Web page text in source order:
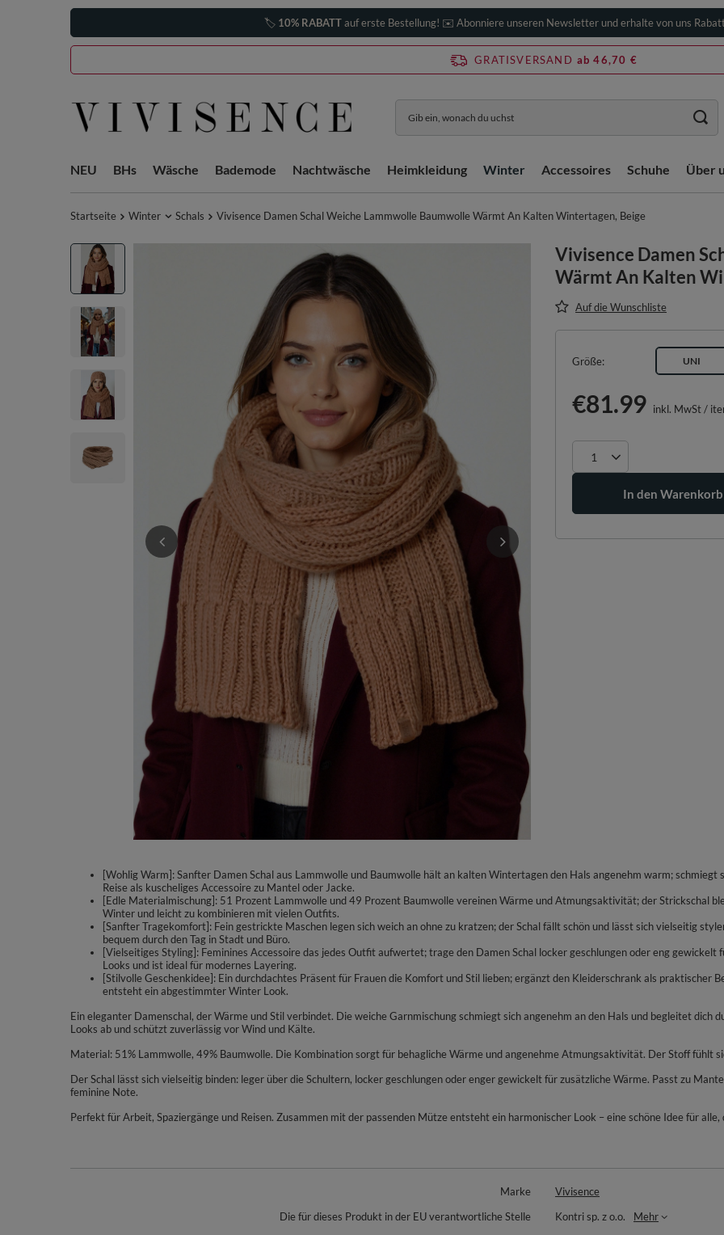
🏷️ 10% RABATTauf erste Bestellung! ✉️ Abonniere unseren Newsletter und erhalte von uns
GRATISVERSAND ab 46,70 €
NEU BHs Wäsche Bademode Nachtwäsche Heimkleidung Winter Accessoires Schuhe Über
Startseite Winter Schals Vivisence Damen Schal Weiche Lammwolle Baumwolle Wärmt An Kalten Wintertagen, Beige
Vivisence Damen
Wärmt An Kalten
Auf die Wunschliste
Größe UNI
€81.99 inkl. MwSt/
In den Warenkorb
[Wohlig Warm]: Sanfter Damen Schal aus Lammwolle und Baumwolle hält an kalten Wintertagen den Hals angenehm warm;
Reise als kuscheliges Accessoire zu Mantel oder Jacke.
[Edle Materialmischung]: 51 Prozent Lammwolle und 49 Prozent Baumwolle vereinen Wärme und Atmungsaktivität; der Strickschal
Winter und leicht zu kombinieren mit vielen Outfits.
[Sanfter Tragekomfort]: Fein gestrickte Maschen legen sich weich an ohne zu kratzen; der Schal fällt schön und lässt sich vielseitig
bequem durch den Tag in Stadt und Büro.
[Vielseitiges Styling]: Feminines Accessoire das jedes Outfit aufwertet; trage den Damen Schal locker geschlungen oder eng
Looks und ist ideal für modernes Layering.
[Stilvolle Geschenkidee]: Ein durchdachtes Präsent für Frauen die Komfort und Stil lieben; ergänzt den Kleiderschrank als praktischer
entsteht ein abgestimmter Winter Look.
Ein eleganter Damenschal, der Wärme und Stil verbindet. Die weiche Garnmischung schmiegt sich angenehm an den Hals und begleitet dich
Looks ab und schützt zuverlässig vor Wind und Kälte.
Material: 51% Lammwolle, 49% Baumwolle. Die Kombination sorgt für behagliche Wärme und angenehme Atmungsaktivität. Der Stoff fühlt
Der Schal lässt sich vielseitig binden: leger über die Schultern, locker geschlungen oder enger gewickelt für zusätzliche Wärme. Passt zu
feminine Note.
Perfekt für Arbeit, Spaziergänge und Reisen. Zusammen mit der passenden Mütze entsteht ein harmonischer Look – eine schöne Idee für
Marke
Vivisence
Die für dieses Produkt in der EU verantwortliche Stelle
Kontri sp. z o.o.
Mehr